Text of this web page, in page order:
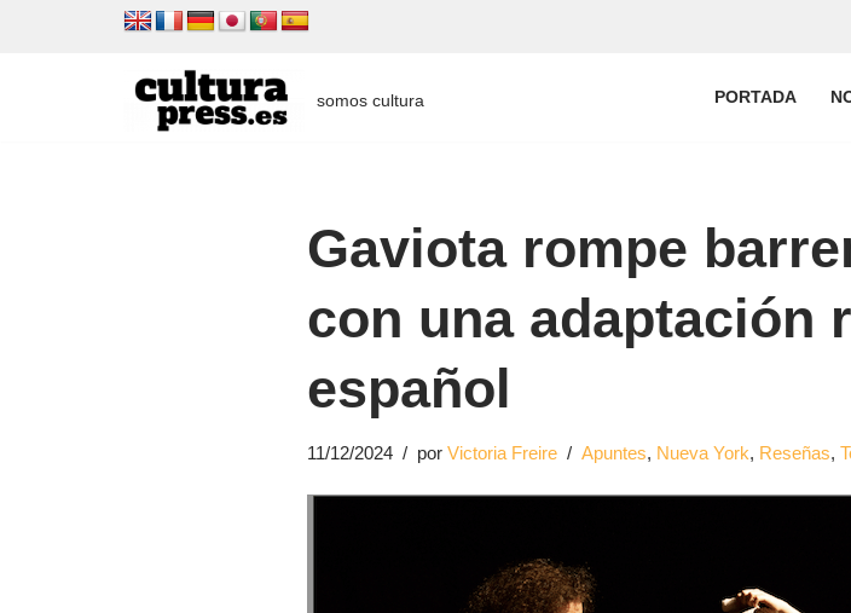
somos cultura PORTADA
Gaviota rompe
con una adaptación
español
11/12/2024 porVictoria Freire Apuntes, Nueva York, Reseñas,